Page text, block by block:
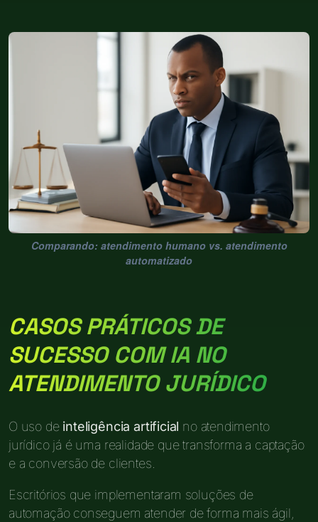
Comparando: atendimento humano vs. atendimento
automatizado
CASOS PRÁTICOS DE
SUCESSO COM IA NO
ATENDIMENTO JURÍDICO
O uso de inteligência artificial no atendimento
jurídico já é uma realidade que transforma a captação
e a conversão de clientes.
Escritórios que implementaram soluções de
automação conseguem atender de forma mais ágil,